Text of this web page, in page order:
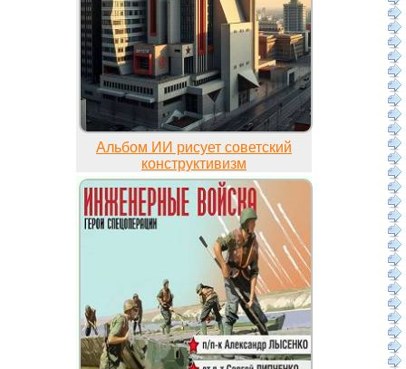
Альбом ИИ рисует советский
конструктивизм